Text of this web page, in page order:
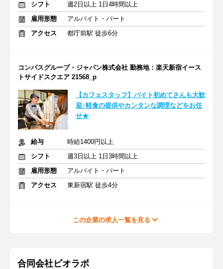
シフト
週2日以上 1日4時間以上
雇用形態
アルバイト・パート
アクセス
都庁前駅 徒歩6分
コンパスグループ・ジャパン株式会社 勤務地：楽天新宿イース
トサイドスクエア 21568_p
【カフェスタッフ】バイト初めてさんも大歓
迎♪軽食の提供やカンタンな調理などをお任
せ★
給与
時給1400円以上
シフト
週3日以上 1日3時間以上
雇用形態
アルバイト・パート
アクセス
東新宿駅 徒歩4分
この企業の求人一覧を見る
合同会社ビオラボ